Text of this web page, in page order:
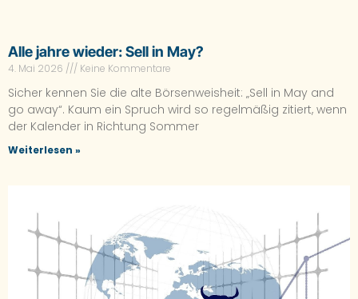
Alle jahre wieder: Sell in May?
4. Mai 2026 Keine Kommentare
Sicher kennen Sie die alte Börsenweisheit: „Sell in May and
go away“. Kaum ein Spruch wird so regelmäßig zitiert, wenn
der Kalender in Richtung Sommer
Weiterlesen »